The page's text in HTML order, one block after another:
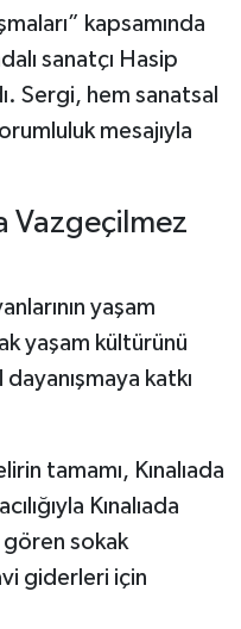
kapsamında
sanatçı Hasip
Sergi, hem sanatsal
mesajıyla
Vazgeçilmez
yaşam
yaşam kültürünü
katkı
tamamı, Kınalıada
Kınalıada
sokak
giderleri için